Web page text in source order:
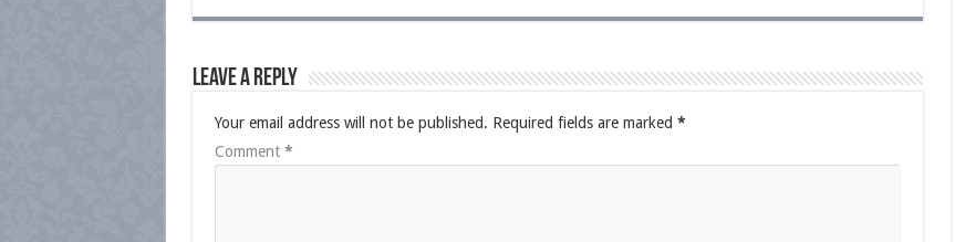
Leave a Reply
Your email address will not be published. Required fields are marked *
Comment *